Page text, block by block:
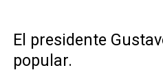
El presidente
popular.